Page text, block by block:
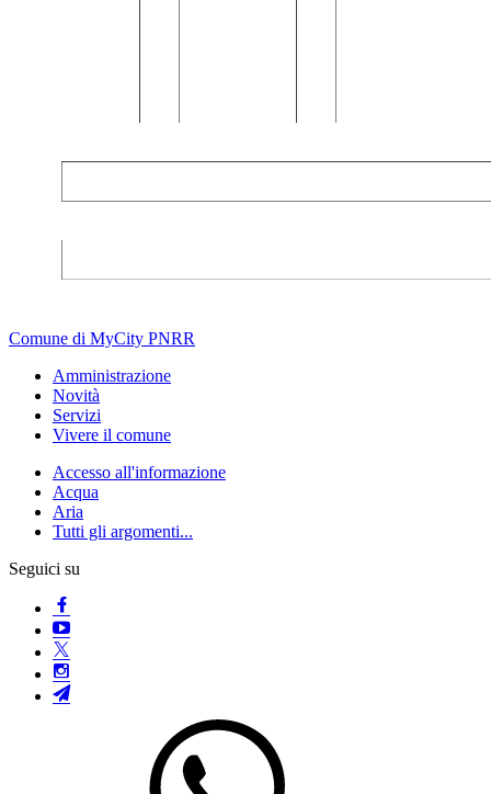
Comune di MyCity PNRR
Amministrazione
Novità
Servizi
Vivere il comune
Accesso all'informazione
Acqua
Aria
Tutti gli argomenti...
Seguici su